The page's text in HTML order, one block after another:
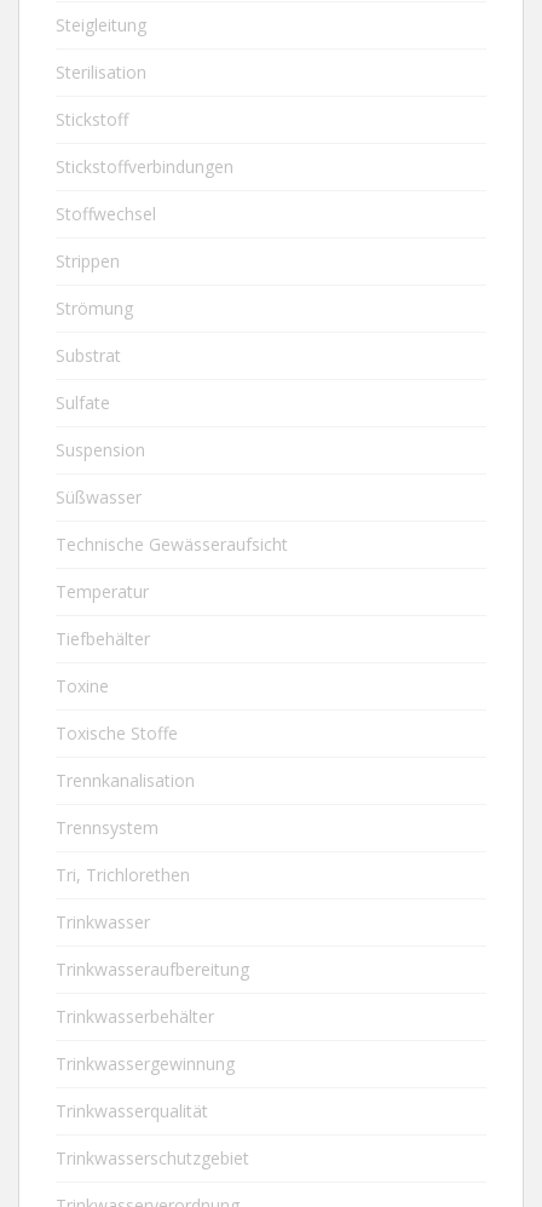
Steigleitung
Sterilisation
Stickstoff
Stickstoffverbindungen
Stoffwechsel
Strippen
Strömung
Substrat
Sulfate
Suspension
Süßwasser
Technische Gewässeraufsicht
Temperatur
Tiefbehälter
Toxine
Toxische Stoffe
Trennkanalisation
Trennsystem
Tri, Trichlorethen
Trinkwasser
Trinkwasseraufbereitung
Trinkwasserbehälter
Trinkwassergewinnung
Trinkwasserqualität
Trinkwasserschutzgebiet